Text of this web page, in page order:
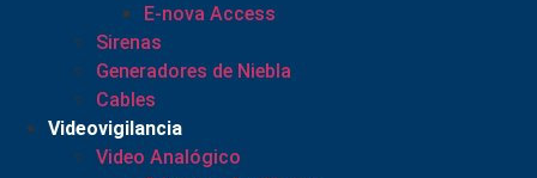
E-nova Access
Sirenas
Generadores de Niebla
Cables
Videovigilancia
Video Analógico